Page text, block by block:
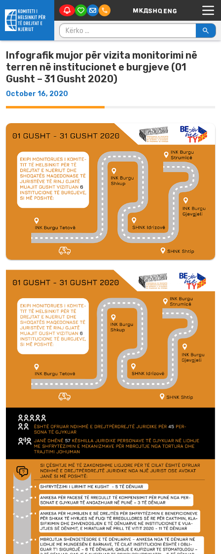
Skip to content Main Navigation
Kërko për:
Infografik mujor për vizita monitorimi në
terren në institucionet e burgjeve (01
Gusht – 31 Gusht 2020)
October 16, 2020